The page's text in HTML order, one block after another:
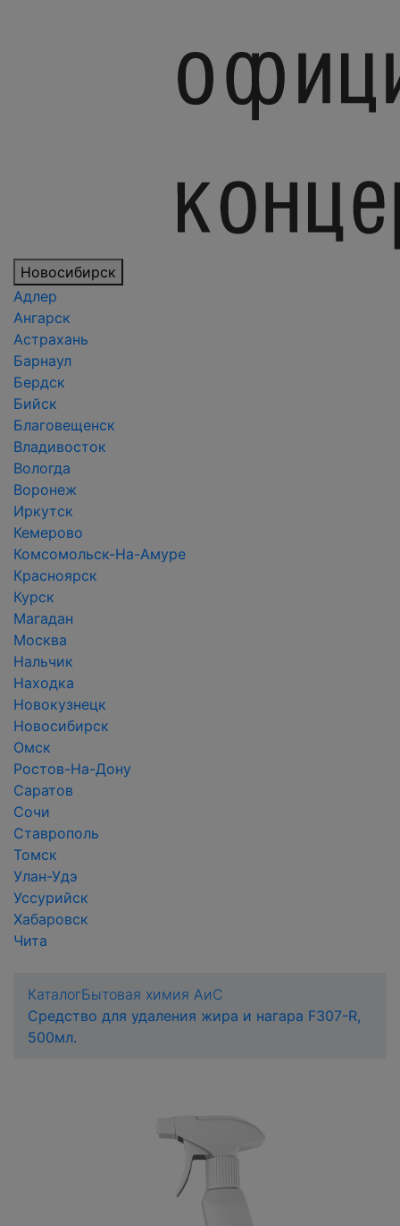
Новосибирск
Адлер
Ангарск
Астрахань
Барнаул
Бердск
Бийск
Благовещенск
Владивосток
Вологда
Воронеж
Иркутск
Кемерово
Комсомольск-На-Амуре
Красноярск
Курск
Магадан
Москва
Нальчик
Находка
Новокузнецк
Новосибирск
Омск
Ростов-На-Дону
Саратов
Сочи
Ставрополь
Томск
Улан-Удэ
Уссурийск
Хабаровск
Чита
КаталогБытовая химия АиС
Средство для удаления жира и нагара F307-R,
500мл.